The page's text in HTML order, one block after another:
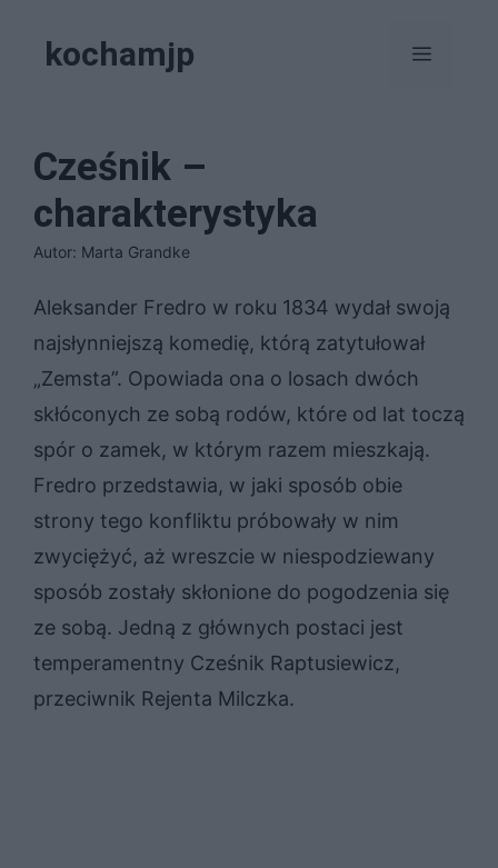
kochamjp Menu
Cześnik –
charakterystyka
Autor: Marta Grandke
Aleksander Fredro w roku 1834 wydał swoją
najsłynniejszą komedię, którą zatytułował
„Zemsta”. Opowiada ona o losach dwóch
skłóconych ze sobą rodów, które od lat toczą
spór o zamek, w którym razem mieszkają.
Fredro przedstawia, w jaki sposób obie
strony tego konfliktu próbowały w nim
zwyciężyć, aż wreszcie w niespodziewany
sposób zostały skłonione do pogodzenia się
ze sobą. Jedną z głównych postaci jest
temperamentny Cześnik Raptusiewicz,
przeciwnik Rejenta Milczka.